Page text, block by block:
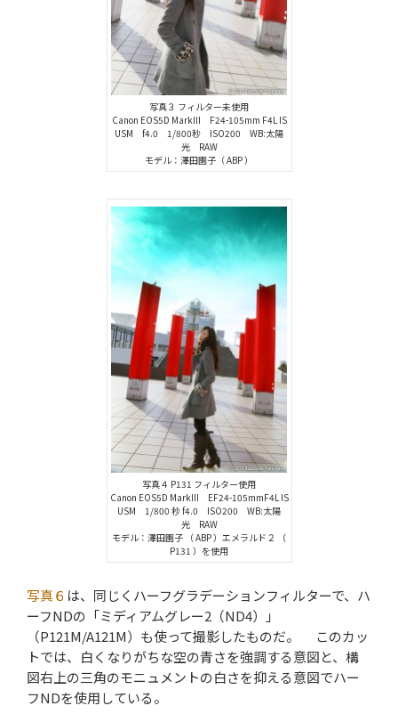
写真３ フィルター未使用
Canon EOS5D MarkIII F24-105mm F4L IS
USM f4.0 1/800秒 ISO200 WB:太陽
光 RAW
モデル：澤田園子（ ABP ）
写真４ P131 フィルター使用
Canon EOS5D MarkIII EF24-105mmF4L IS
USM 1/800 秒 f4.0 ISO200 WB:太陽
光 RAW
モデル：澤田園子 （ ABP ）エメラルド２ （
P131 ）を使用
写真６ は、同じくハーフグラデーションフィルターで、ハ
ーフNDの「ミディアムグレー2（ND4）」
（P121M/A121M）も使って撮影したものだ。 このカッ
トでは、白くなりがちな空の青さを強調する意図と、構
図右上の三角のモニュメントの白さを抑える意図でハー
フNDを使用している。